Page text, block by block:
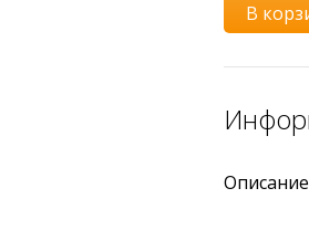
В
Описание